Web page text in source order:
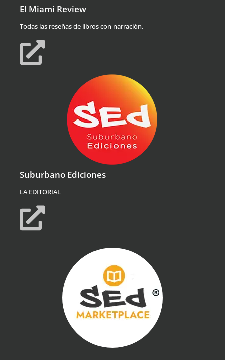
El Miami Review
Todas las reseñas de libros con narración.
Suburbano Ediciones
LA EDITORIAL